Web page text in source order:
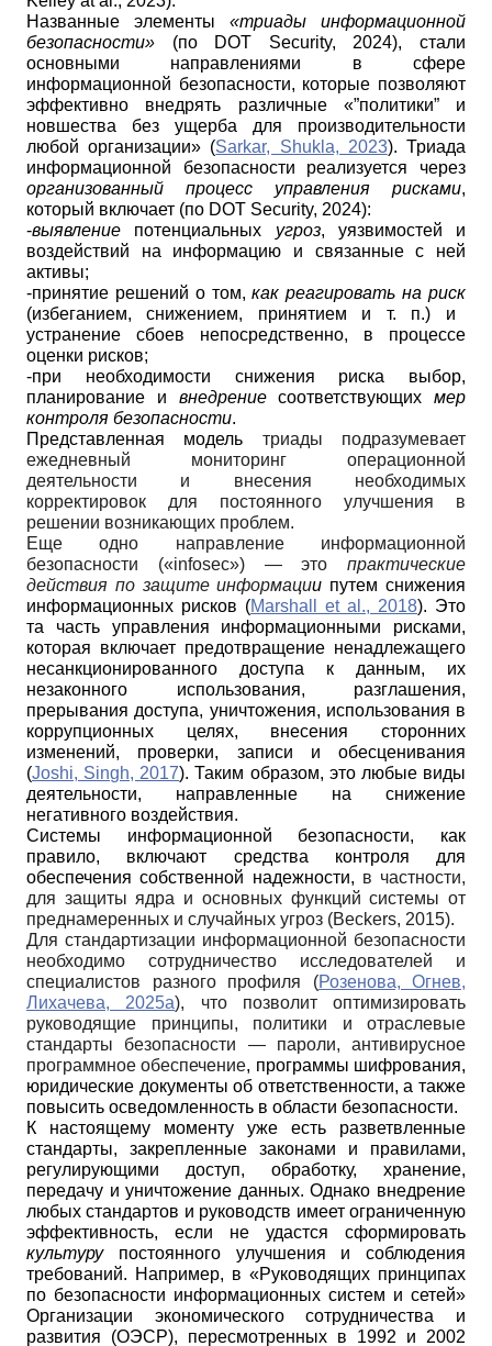
Названные элементы «триады информационной
безопасности» (по DOT Security, 2024), стали
основными направлениями в сфере
информационной безопасности, которые позволяют
эффективно внедрять различные «”политики” и
новшества без ущерба для производительности
любой организации» (Sarkar, Shukla, 2023). Триада
информационной безопасности реализуется через
организованный процесс управления рисками,
который включает (по DOT Security, 2024):
-выявление потенциальных угроз, уязвимостей и
воздействий на информацию и связанные с ней
активы;
-принятие решений о том,как реагировать на риск
(избеганием, снижением, принятием и т. п.) и
устранение сбоев непосредственно, в процессе
оценки рисков;
-при необходимости снижения риска выбор,
планирование и внедрениесоответствующих мер
контроля безопасности.
Представленная модель триады подразумевает
ежедневный мониторинг операционной
деятельности и внесения необходимых
корректировок для постоянного улучшения в
решении возникающих проблем.
Еще одно направление информационной
безопасности («infosec») — это практические
действия по защите информации путем снижения
информационных рисков (Marshall et al., 2018). Это
та часть управления информационными рисками,
которая включает предотвращение ненадлежащего
несанкционированного доступа к данным, их
незаконного использования, разглашения,
прерывания доступа, уничтожения, использования в
коррупционных целях, внесения сторонних
изменений, проверки, записи и обесценивания
(Joshi, Singh, 2017). Таким образом, это любые виды
деятельности, направленные на снижение
негативного воздействия.
Системы информационной безопасности, как
правило, включают средства контроля для
обеспечения собственной надежности, в частности,
для защиты ядра и основных функций системы от
преднамеренных и случайных угроз (Beckers, 2015).
Для стандартизации информационной безопасности
необходимо сотрудничество исследователей и
специалистов разного профиля (Розенова, Огнев,
Лихачева, 2025a), что позволит оптимизировать
руководящие принципы, политики и отраслевые
стандарты безопасности — пароли, антивирусное
программное обеспечение, программы шифрования,
юридические документы об ответственности, а также
повысить осведомленность в области безопасности.
К настоящему моменту уже есть разветвленные
стандарты, закрепленные законами и правилами,
регулирующими доступ, обработку, хранение,
передачу и уничтожение данных. Однако внедрение
любых стандартов и руководств имеет ограниченную
эффективность, если не удастся сформировать
культурупостоянного улучшения и соблюдения
требований. Например, в «Руководящих принципах
по безопасности информационных систем и сетей»
Организации экономического сотрудничества и
развития (ОЭСР), пересмотренных в 1992 и 2002